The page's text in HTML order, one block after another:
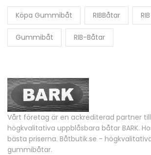
Köpa Gummibåt RIBBåtar RIB
Gummibåt RIB-Båtar
Vårt företag är en ackrediterad partner
högkvalitativa uppblåsbara båtar BARK.
bästa priserna. Båtbutik.se -
gummibåtar.